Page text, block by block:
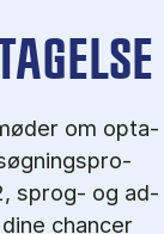
om op­ta­
sprog- og ad­
chancer